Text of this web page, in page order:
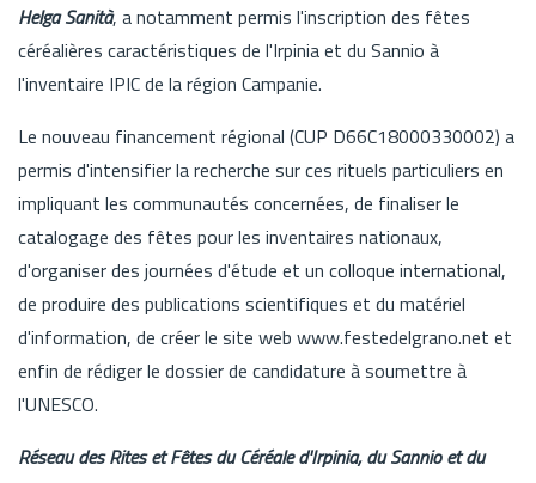
Helga Sanità, a notamment permis l'inscription des fêtes
céréalières caractéristiques de l'Irpinia et du Sannio à
l'inventaire IPIC de la région Campanie.
Le nouveau financement régional (CUP D66C18000330002) a
permis d'intensifier la recherche sur ces rituels particuliers en
impliquant les communautés concernées, de finaliser le
catalogage des fêtes pour les inventaires nationaux,
d'organiser des journées d'étude et un colloque international,
de produire des publications scientifiques et du matériel
d'information, de créer le site web www.festedelgrano.net et
enfin de rédiger le dossier de candidature à soumettre à
l'UNESCO.
Réseau des Rites et Fêtes du Céréale d'Irpinia, du Sannio et du